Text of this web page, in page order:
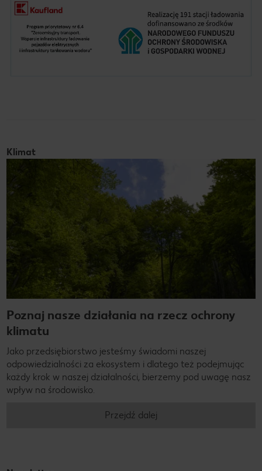
Klimat
Poznaj nasze działania na rzecz ochrony
klimatu
Jako przedsiębiorstwo jesteśmy świadomi naszej
odpowiedzialności za ekosystem i dlatego też podejmując
każdy krok w naszej działalności, bierzemy pod uwagę nasz
wpływ na środowisko.
Przejdź dalej